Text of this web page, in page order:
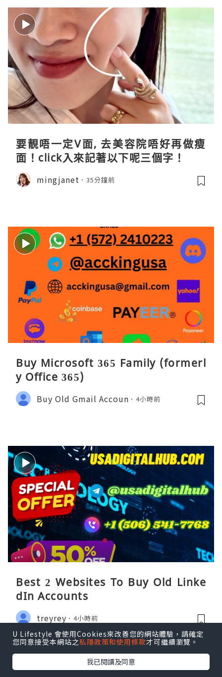
要靚唔一定V面, 去美容院唔好再做瘦
面！click入來記著以下呢三個字！
mingjanet 35分鐘前
Buy Microsoft 365 Family (formerl
y Office 365)
Buy Old Gmail Accoun 4小時前
Best 2 Websites To Buy Old Linke
dIn Accounts
treyrey 4小時前
U Lifestyle 會使用Cookies來改善您的網站體驗，請確定
您同意接受本網站之私隱政策和使用條款才可繼續瀏覽。
我已閱讀及同意